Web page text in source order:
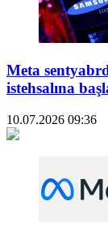
Meta
istehsalına
10.07.2026 09:36